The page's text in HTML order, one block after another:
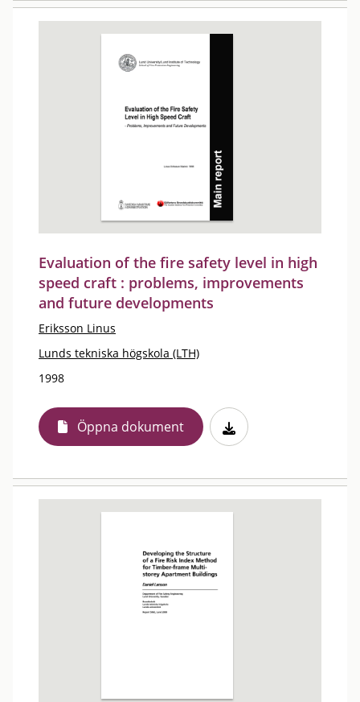
Evaluation of the fire safety level in high
speed craft : problems, improvements
and future developments
Eriksson Linus
Lunds tekniska högskola (LTH)
1998
Öppna dokument